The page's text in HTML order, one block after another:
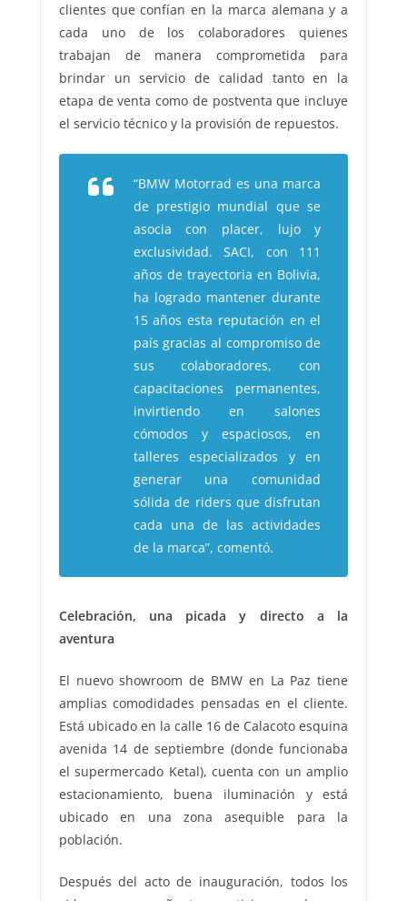
clientes que confían en la marca alemana y a
cada uno de los colaboradores quienes
trabajan de manera comprometida para
brindar un servicio de calidad tanto en la
etapa de venta como de postventa que incluye
el servicio técnico y la provisión de repuestos.
“BMW Motorrad es una marca
de prestigio mundial que se
asocia con placer, lujo y
exclusividad. SACI, con 111
años de trayectoria en Bolivia,
ha logrado mantener durante
15 años esta reputación en el
país gracias al compromiso de
sus colaboradores, con
capacitaciones permanentes,
invirtiendo en salones
cómodos y espaciosos, en
talleres especializados y en
generar una comunidad
sólida de riders que disfrutan
cada una de las actividades
de la marca”, comentó.
Celebración, una picada y directo a la
aventura
El nuevo showroom de BMW en La Paz tiene
amplias comodidades pensadas en el cliente.
Está ubicado en la calle 16 de Calacoto esquina
avenida 14 de septiembre (donde funcionaba
el supermercado Ketal), cuenta con un amplio
estacionamiento, buena iluminación y está
ubicado en una zona asequible para la
población.
Después del acto de inauguración, todos los